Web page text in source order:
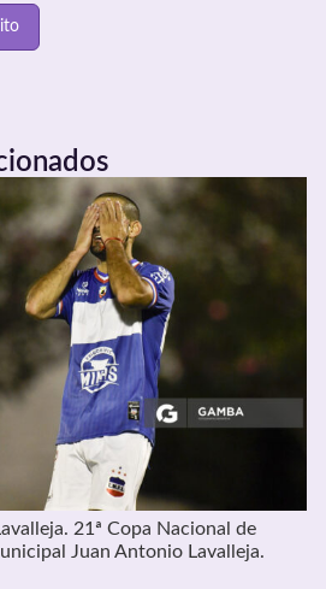
21ª Copa Nacional de
Juan Antonio Lavalleja.